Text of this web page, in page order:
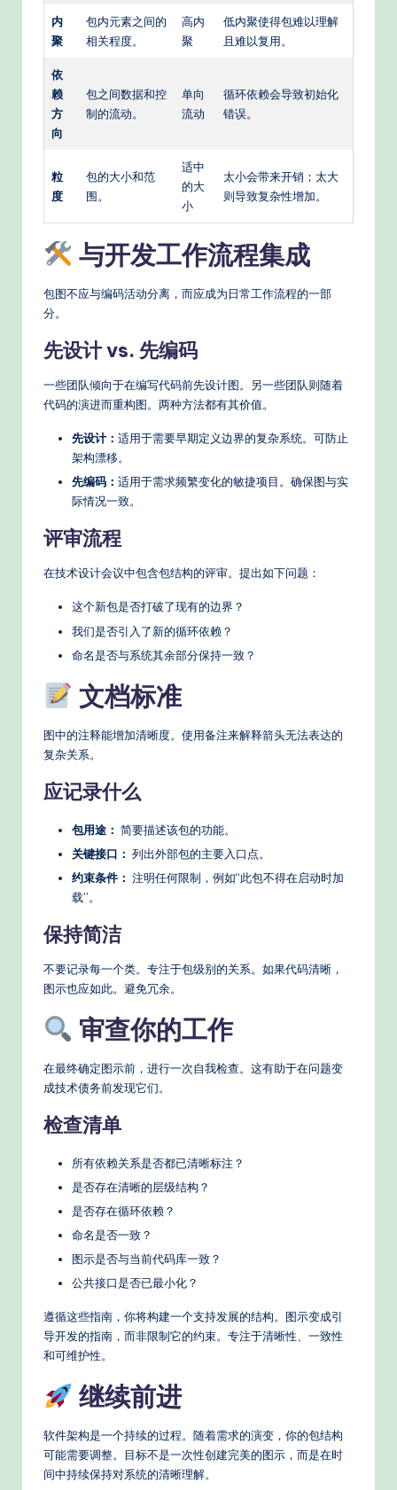
内
聚
包内元素之间的
相关程度。
高内
聚
低内聚使得包难以理解
且难以复用。
依
赖
方
向
包之间数据和控
制的流动。
单向
流动
循环依赖会导致初始化
错误。
粒
度
包的大小和范
围。
适中
的大
小
太小会带来开销；太大
则导致复杂性增加。
与开发工作流程集成
包图不应与编码活动分离，而应成为日常工作流程的一部
分。
先设计 vs. 先编码
一些团队倾向于在编写代码前先设计图。另一些团队则随着
代码的演进而重构图。两种方法都有其价值。
先设计： 适用于需要早期定义边界的复杂系统。可防止
架构漂移。
先编码： 适用于需求频繁变化的敏捷项目。确保图与实
际情况一致。
评审流程
在技术设计会议中包含包结构的评审。提出如下问题：
这个新包是否打破了现有的边界？
我们是否引入了新的循环依赖？
命名是否与系统其余部分保持一致？
文档标准
图中的注释能增加清晰度。使用备注来解释箭头无法表达的
复杂关系。
应记录什么
包用途： 简要描述该包的功能。
关键接口： 列出外部包的主要入口点。
约束条件： 注明任何限制，例如“此包不得在启动时加
载”。
保持简洁
不要记录每一个类。专注于包级别的关系。如果代码清晰，
图示也应如此。避免冗余。
审查你的工作
在最终确定图示前，进行一次自我检查。这有助于在问题变
成技术债务前发现它们。
检查清单
所有依赖关系是否都已清晰标注？
是否存在清晰的层级结构？
是否存在循环依赖？
命名是否一致？
图示是否与当前代码库一致？
公共接口是否已最小化？
遵循这些指南，你将构建一个支持发展的结构。图示变成引
导开发的指南，而非限制它的约束。专注于清晰性、一致性
和可维护性。
继续前进
软件架构是一个持续的过程。随着需求的演变，你的包结构
可能需要调整。目标不是一次性创建完美的图示，而是在时
间中持续保持对系统的清晰理解。